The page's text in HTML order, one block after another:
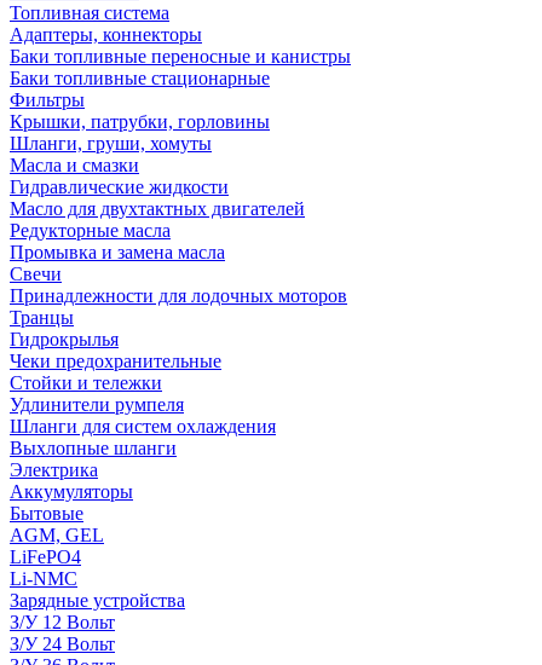
Топливная система
Адаптеры, коннекторы
Баки топливные переносные и канистры
Баки топливные стационарные
Фильтры
Крышки, патрубки, горловины
Шланги, груши, хомуты
Масла и смазки
Гидравлические жидкости
Масло для двухтактных двигателей
Редукторные масла
Промывка и замена масла
Свечи
Принадлежности для лодочных моторов
Транцы
Гидрокрылья
Чеки предохранительные
Стойки и тележки
Удлинители румпеля
Шланги для систем охлаждения
Выхлопные шланги
Электрика
Аккумуляторы
Бытовые
AGM, GEL
LiFePO4
Li-NMC
Зарядные устройства
З/У 12 Вольт
З/У 24 Вольт